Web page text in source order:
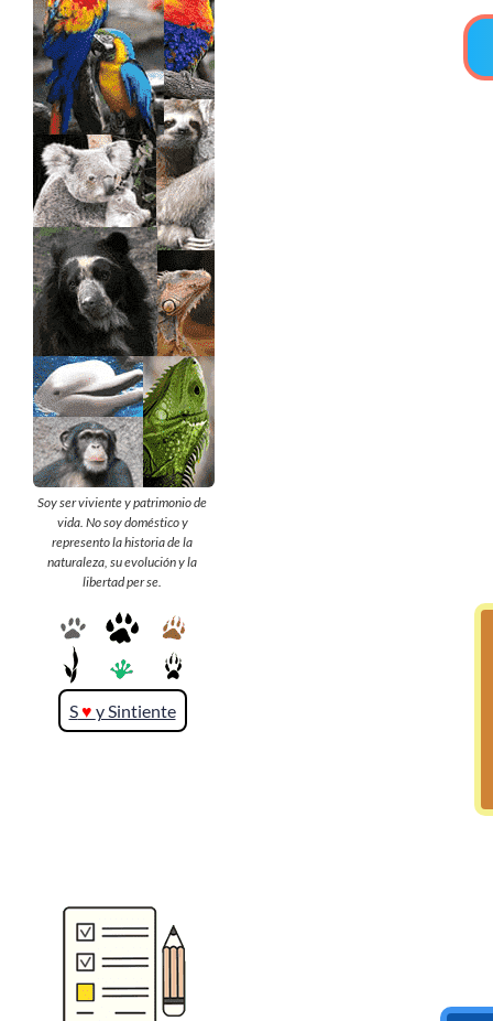
>> Ingresar YA a este tutorial
Estructuras de Datos II
[Ingresar]
Ver/Ocultar temario
Axiomatización Ξ Tablas de decisión
Ξ Polinomios como listas ligadas Ξ
Pilas como lista ligada Ξ Colas
como lista ligada Ξ Arreglos en
memoria Ξ Matrices dispersas en
vector y lista ligada Ξ Árboles
binarios Ξ Árboles AVL Ξ Grafos Ξ
Tratamiento de archivos.
>> Ingresar YA a este tutorial
Matemáticas Básicas y
Ver/Ocultar temario
La numeración Ξ Los números Ξ El
numeral 0 y 1 Ξ Los números
Soy ser viviente y patrimonio de
vida. No soy doméstico y
represento la historia de la
naturaleza, su evolución y la
libertad per se.
S♥ y Sintiente